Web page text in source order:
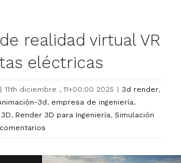
Diseño industrial 3D
Animación 3D
Diseño Web
realidad virtual VR
eléctricas
11th diciembre , 11+00:00 2025 3d render,
3d, empresa de ingeniería,
, Render 3D para Ingeniería, Simulación